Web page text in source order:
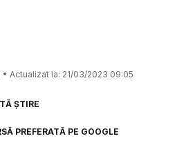
• Actualizat la: 21/03/2023 09:05
ȘTIRE
PREFERATĂ PE GOOGLE